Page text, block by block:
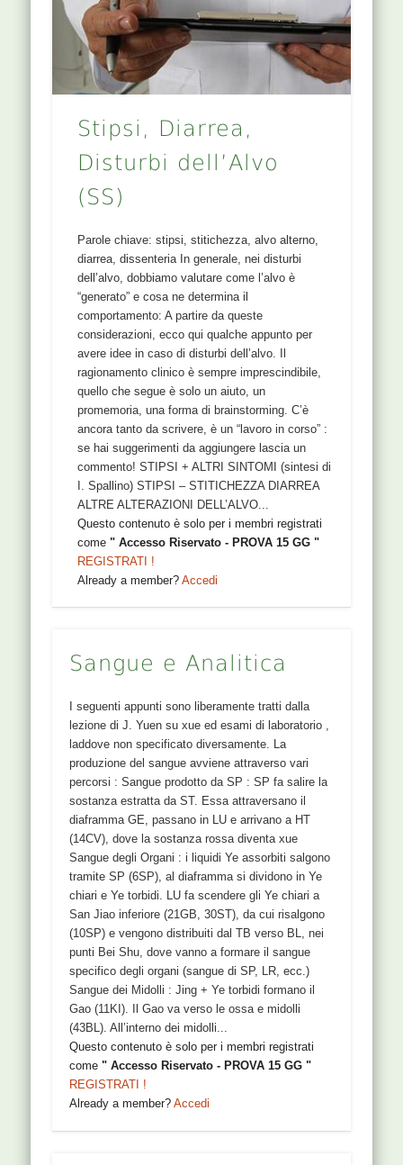
Stipsi, Diarrea,
Disturbi dell’Alvo
(SS)
Parole chiave: stipsi, stitichezza, alvo alterno,
diarrea, dissenteria In generale, nei disturbi
dell’alvo, dobbiamo valutare come l’alvo è
“generato” e cosa ne determina il
comportamento: A partire da queste
considerazioni, ecco qui qualche appunto per
avere idee in caso di disturbi dell’alvo. Il
ragionamento clinico è sempre imprescindibile,
quello che segue è solo un aiuto, un
promemoria, una forma di brainstorming. C’è
ancora tanto da scrivere, è un “lavoro in corso” :
se hai suggerimenti da aggiungere lascia un
commento! STIPSI + ALTRI SINTOMI (sintesi di
I. Spallino) STIPSI – STITICHEZZA DIARREA
ALTRE ALTERAZIONI DELL’ALVO...
Questo contenuto è solo per i membri registrati
come" Accesso Riservato - PROVA 15 GG "
REGISTRATI !
Already a member?Accedi
Sangue e Analitica
I seguenti appunti sono liberamente tratti dalla
lezione di J. Yuen su xue ed esami di laboratorio ,
laddove non specificato diversamente. La
produzione del sangue avviene attraverso vari
percorsi : Sangue prodotto da SP : SP fa salire la
sostanza estratta da ST. Essa attraversano il
diaframma GE, passano in LU e arrivano a HT
(14CV), dove la sostanza rossa diventa xue
Sangue degli Organi : i liquidi Ye assorbiti salgono
tramite SP (6SP), al diaframma si dividono in Ye
chiari e Ye torbidi. LU fa scendere gli Ye chiari a
San Jiao inferiore (21GB, 30ST), da cui risalgono
(10SP) e vengono distribuiti dal TB verso BL, nei
punti Bei Shu, dove vanno a formare il sangue
specifico degli organi (sangue di SP, LR, ecc.)
Sangue dei Midolli : Jing + Ye torbidi formano il
Gao (11KI). Il Gao va verso le ossa e midolli
(43BL). All’interno dei midolli...
Questo contenuto è solo per i membri registrati
come" Accesso Riservato - PROVA 15 GG "
REGISTRATI !
Already a member?Accedi